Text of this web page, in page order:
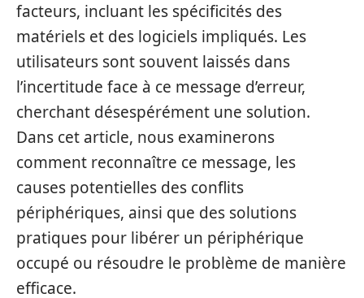
facteurs, incluant les spécificités des
matériels et des logiciels impliqués. Les
utilisateurs sont souvent laissés dans
l’incertitude face à ce message d’erreur,
cherchant désespérément une solution.
Dans cet article, nous examinerons
comment reconnaître ce message, les
causes potentielles des conflits
périphériques, ainsi que des solutions
pratiques pour libérer un périphérique
occupé ou résoudre le problème de manière
efficace.